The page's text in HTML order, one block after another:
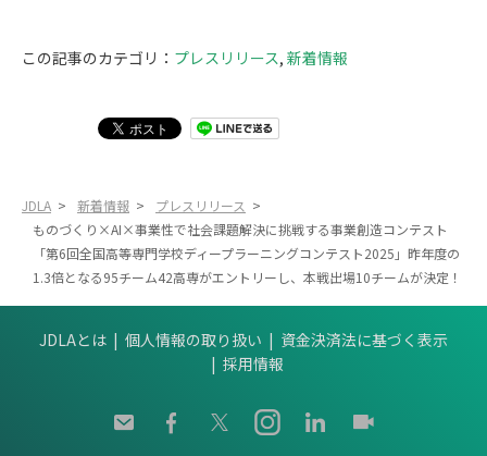
この記事のカテゴリ： プレスリリース, 新着情報
JDLA > 新着情報 > プレスリリース >
ものづくり×AI×事業性で社会課題解決に挑戦する事業創造コンテスト
「第6回全国高等専門学校ディープラーニングコンテスト2025」昨年度の
1.3倍となる95チーム42高専がエントリーし、本戦出場10チームが決定！
JDLAとは 個人情報の取り扱い
資金決済法に基づく表示
採用情報